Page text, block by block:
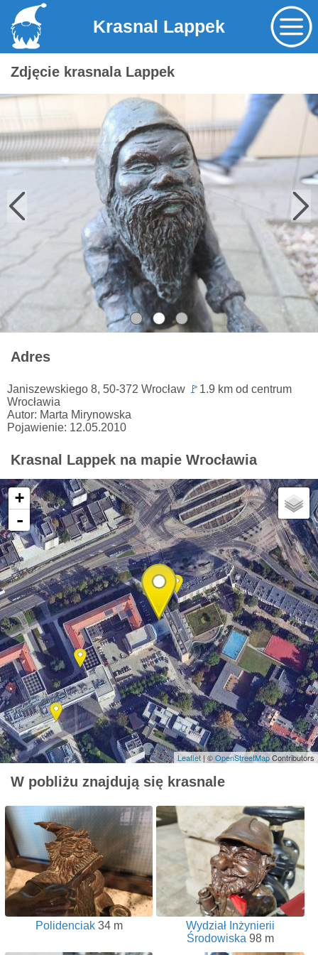
Krasnal Lappek
Zdjęcie krasnala Lappek
Adres
Janiszewskiego 8, 50-372 Wrocław 🚩 1.9 km od centrum
Wrocławia
Autor: Marta Mirynowska
Pojawienie: 12.05.2010
Krasnal Lappek na mapie Wrocławia
+
-
Leaflet| ©OpenStreetMapContributors
W pobliżu znajdują się krasnale
Polidenciak34 m
Wydział Inżynierii
Środowiska 98 m